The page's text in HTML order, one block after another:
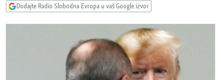
na
VIDEO
PODCASTI
KINA NA BALKANU
RSE PRIČE IZ SVIJETA
Dodajte Radio Slobodna Evropa u vaš Google izvor